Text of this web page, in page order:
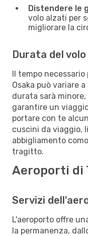
Distendere le
volo alzati per
migliorare la
Durata del volo
Il tempo
Osaka può variare
durata sarà
garantire un
portare con te
cuscini da viaggio,
abbigliamento
tragitto.
Aeroporti di
Servizi
L'aeroporto offre
la permanenza,